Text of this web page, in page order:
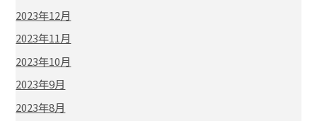
2023年12月
2023年11月
2023年10月
2023年9月
2023年8月